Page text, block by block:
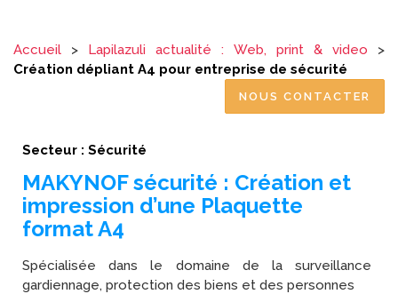
Accueil > Lapilazuli actualité : Web, print & video >
Création dépliant A4 pour entreprise de sécurité
NOUS CONTACTER
Secteur : Sécurité
MAKYNOF sécurité : Création et
impression d’une Plaquette
format A4
Spécialisée dans le domaine de la surveillance
gardiennage, protection des biens et des personnes